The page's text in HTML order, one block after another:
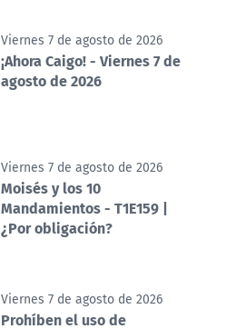
Viernes 7 de agosto de 2026
¡Ahora Caigo! - Viernes 7 de
agosto de 2026
Viernes 7 de agosto de 2026
Moisés y los 10
Mandamientos - T1E159 |
¿Por obligación?
Viernes 7 de agosto de 2026
Prohíben el uso de